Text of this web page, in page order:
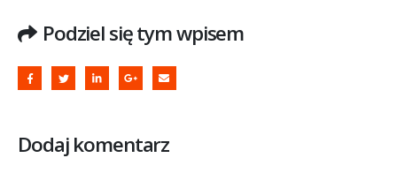
Podziel się tym wpisem
Dodaj komentarz